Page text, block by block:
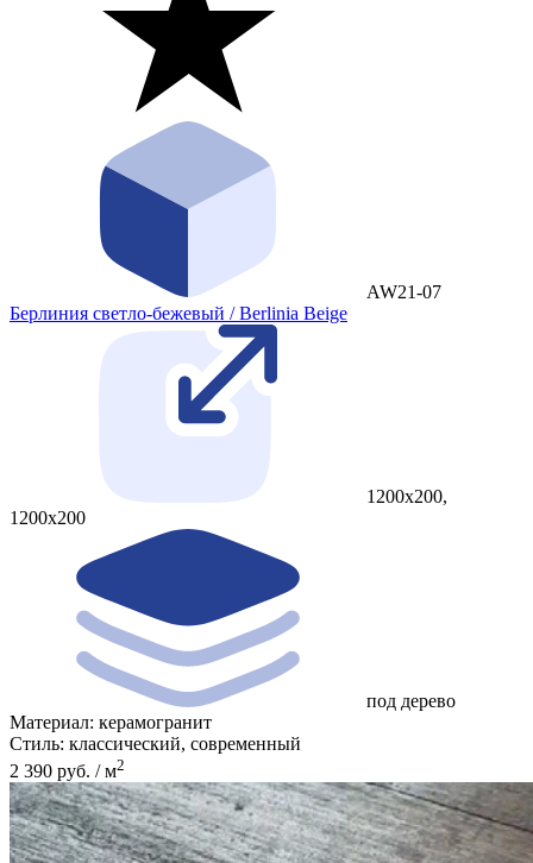
AW21-07
Берлиния светло-бежевый / Berlinia Beige
1200x200,
1200x200
под дерево
Материал: керамогранит
Стиль: классический, современный
2 390 руб. / м2